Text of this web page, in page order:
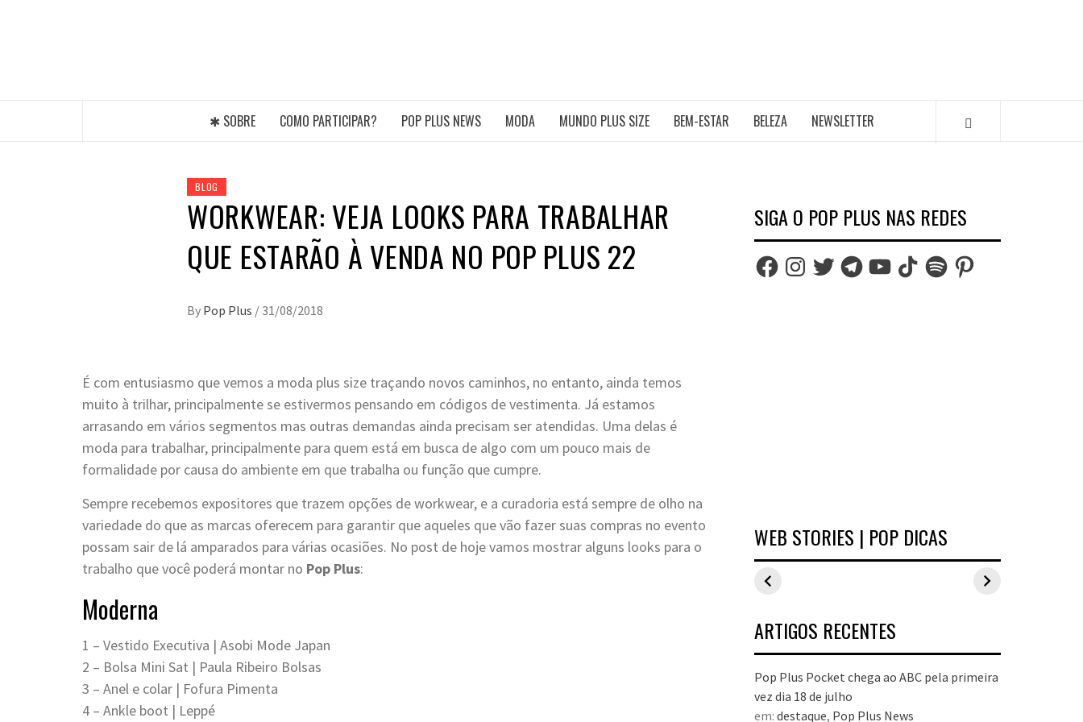
✱ SOBRE COMO PARTICIPAR? POP PLUS NEWS MODA MUNDO PLUS SIZE BEM-ESTAR BELEZA NEWSLETTER
BLOG
WORKWEAR: VEJA LOOKS PARA TRABALHAR
QUE ESTARÃO À VENDA NO POP PLUS 22
By Pop Plus / 31/08/2018
É com entusiasmo que vemos a moda plus size traçando novos caminhos, no entanto, ainda temos
muito à trilhar, principalmente se estivermos pensando em códigos de vestimenta. Já estamos
arrasando em vários segmentos mas outras demandas ainda precisam ser atendidas. Uma delas é
moda para trabalhar, principalmente para quem está em busca de algo com um pouco mais de
formalidade por causa do ambiente em que trabalha ou função que cumpre.
Sempre recebemos expositores que trazem opções de workwear, e a curadoria está sempre de olho na
variedade do que as marcas oferecem para garantir que aqueles que vão fazer suas compras no evento
possam sair de lá amparados para várias ocasiões. No post de hoje vamos mostrar alguns looks para o
trabalho que você poderá montar no Pop Plus:
Moderna
1 – Vestido Executiva | Asobi Mode Japan
2 – Bolsa Mini Sat | Paula Ribeiro Bolsas
3 – Anel e colar | Fofura Pimenta
4 – Ankle boot | Leppé
SIGA O POP PLUS NAS REDES
FacebookInstagram
TwitterTelegramYouTubeTikTokSpotifyPinterest
WEB STORIES | POP DICAS
Inspirações de
looks plus size
para o carnaval
Estilo Pop Plus:
looks plus size
da edição de
ARTIGOS RECENTES
Pop Plus Pocket chega ao ABC pela primeira
vez dia 18 de julho
em: destaque, Pop Plus News